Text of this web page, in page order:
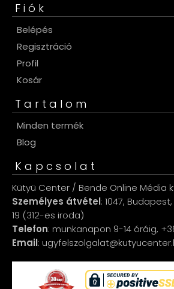
Fiók
Belépés
Regisztráció
Profil
Kosár
Tartalom
Minden termék
Blog
Kapcsolat
Kütyü Center / Bende Online Média
Személyes átvétel: 1047,
19 (312-es iroda)
Telefon: munkanapon 9-14 óráig,
Email: